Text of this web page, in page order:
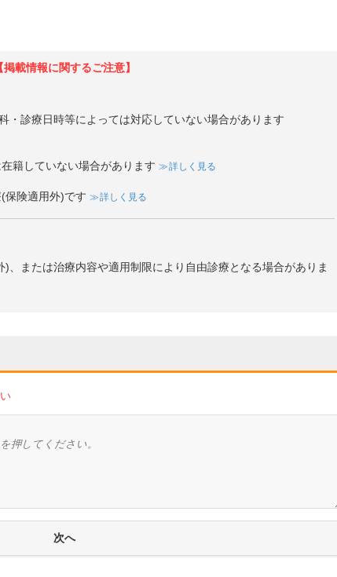
掲載情報に関するご注意】
・診療日時等によっては対応していない場合があります
籍していない場合があります 詳しく見る
保険適用外)です 詳しく見る
)、または治療内容や適用制限により自由診療となる場合がありま